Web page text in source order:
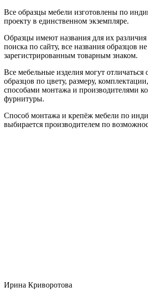
Все образцы мебели изготовлены по
проекту в единственном экземпляре.
Образцы имеют названия для их
поиска по сайту, все названия образцов
зарегистрированным товарным знаком.
Все мебельные изделия могут отличаться
образцов по цвету, размеру,
способами монтажа и производителями
фурнитуры.
Способ монтажа и крепёж мебели по
выбирается производителем по
Ирина Криворотова